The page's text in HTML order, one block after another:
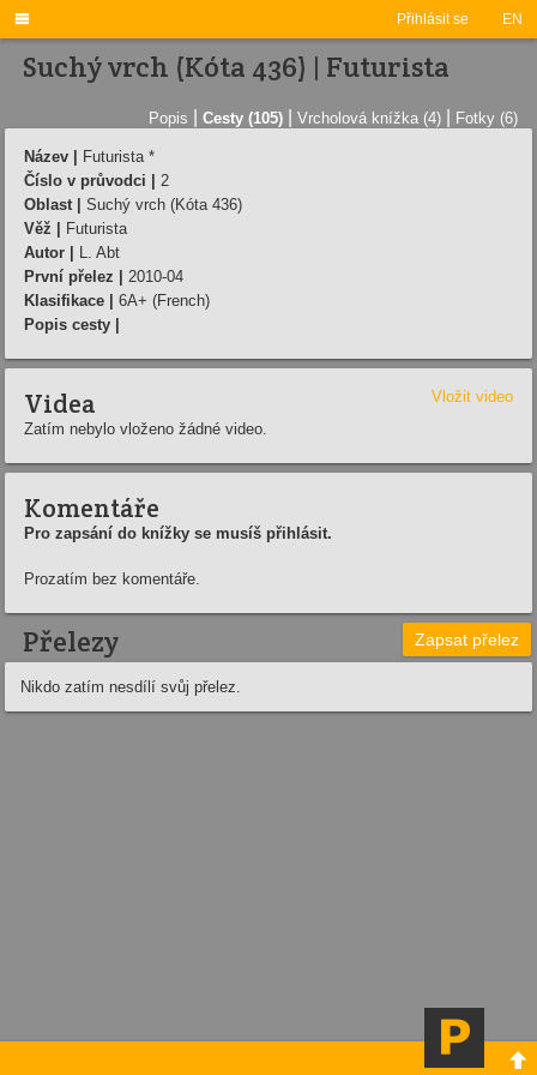
Přihlásit se EN

Suchý vrch (Kóta 436) | Futurista
Popis Cesty (105) Vrcholová knížka (4) Fotky (6)
Název |
Futurista *
Číslo v průvodci |
2
Oblast |
Suchý vrch (Kóta 436)
Věž |
Futurista
Autor |
L. Abt
První přelez |
2010-04
Klasifikace |
6A+ (French)
Popis cesty |
Videa
Vložit video
Zatím nebylo vloženo žádné video.
Komentáře
Pro zapsání do knížky se musíš přihlásit.
Prozatím bez komentáře.
Přelezy Zapsat přelez
Nikdo zatím nesdílí svůj přelez.
